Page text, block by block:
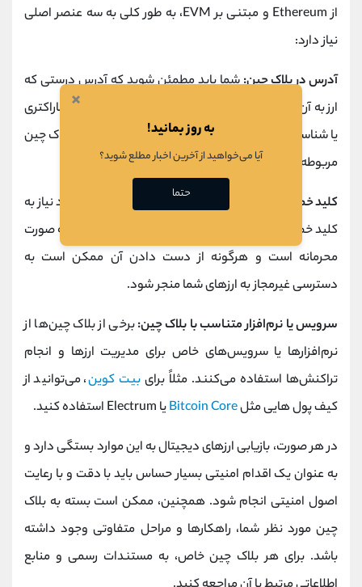
از Ethereum و مبتنی بر EVM، به طور کلی به سه عنصر اصلی
نیاز دارد:
آدرس در بلاک چین:شما باید مطمئن شوید که آدرس درستی که
ارز به آن ارسال شده است را دارید. این معمولاً یک رشته کاراکتری
یا شناسه یکتاست که به هر کیف‌ پول یا حساب مرتبط با بلاک چین
مربوطه اختصاص دارد.
کلید خصوصی:
شما برای دسترسی به ارزهای دیجیتال
خود نیاز به
کلید خصوصی متناظر با آدرس مربوطه دارید. این کلید به صورت
محرمانه است و هرگونه از دست دادن آن ممکن است به
دسترسی غیرمجاز به ارزهای شما منجر شود.
سرویس یا نرم‌افزار متناسب با بلاک چین:برخی از بلاک چین‌ها از
نرم‌افزارها یا سرویس‌های خاص برای مدیریت ارزها و انجام
تراکنش‌ها استفاده می‌کنند. مثلاً برای بیت‌ کوین، می‌توانید از
کیف‌ پول‌ هایی مثلBitcoin Coreیا Electrum استفاده کنید.
در هر صورت، بازیابی ارزهای دیجیتال به این موارد بستگی دارد و
به عنوان یک اقدام امنیتی بسیار حساس باید با دقت و با رعایت
اصول امنیتی انجام شود. همچنین، ممکن است بسته به بلاک
چین مورد نظر شما، راهکارها و مراحل متفاوتی وجود داشته
باشد. برای هر بلاک چین خاص، به مستندات رسمی و منابع
×
به روز بمانید!
آیا می‌خواهید از آخرین اخبار مطلع شوید؟
حتما